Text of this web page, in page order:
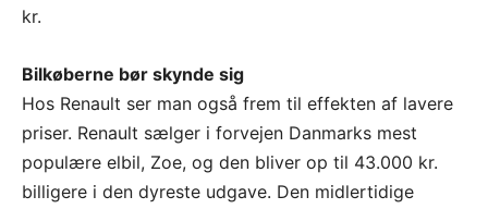
kr.
Bilkøberne bør skynde sig
Hos Renault ser man også frem til effekten af lavere
priser. Renault sælger i forvejen Danmarks mest
populære elbil, Zoe, og den bliver op til 43.000 kr.
billigere i den dyreste udgave. Den midlertidige